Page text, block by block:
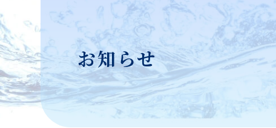
お知らせ